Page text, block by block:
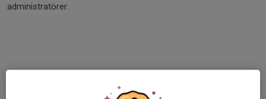
administratörer.